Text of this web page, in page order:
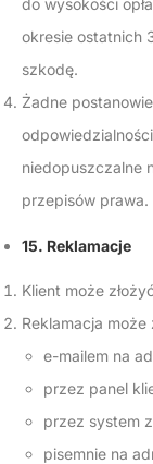
do wysokości
okresie ostatnich
szkodę.
Żadne
niedopuszczalne
przepisów prawa.
15. Reklamacje
Klient może
Reklamacja może
e-mailem na
przez panel
przez system
pisemnie na